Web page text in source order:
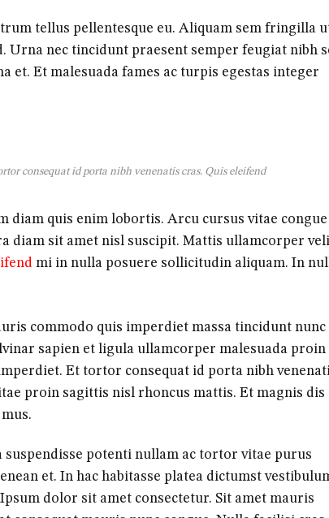
tellus pellentesque eu. Aliquam sem fringilla
nec tincidunt praesent semper feugiat nibh
et. Et malesuada fames ac turpis egestas integer
consequat id porta nibh venenatis cras. Quis eleifend
quis enim lobortis. Arcu cursus vitae congue
diam sit amet nisl suscipit. Mattis ullamcorper
mi in nulla posuere sollicitudin aliquam. In
commodo quis imperdiet massa tincidunt nunc
sapien et ligula ullamcorper malesuada proin
Et tortor consequat id porta nibh
proin sagittis nisl rhoncus mattis. Et magnis dis
potenti nullam ac tortor vitae purus
et. In hac habitasse platea dictumst
dolor sit amet consectetur. Sit amet mauris